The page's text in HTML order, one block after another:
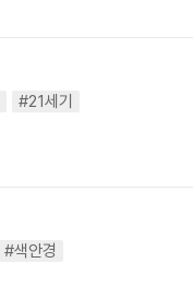
#21세기
#색안경